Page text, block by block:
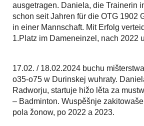
ausgetragen. Daniela, die Trainerin
schon seit Jahren für die OTG 1902
in einer Mannschaft. Mit Erfolg
1.Platz im Dameneinzel, nach 2022
17.02. / 18.02.2024 buchu
o35-o75 w Durinskej wuhraty.
Radworju, startuje hižo lěta za
– Badminton. Wuspěšnje
pola žonow, po 2022 a 2023.